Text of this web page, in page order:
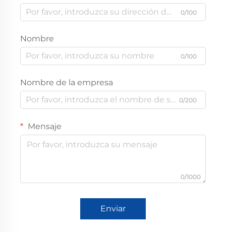
0/100
Nombre
0/100
Nombre de la empresa
0/200
Mensaje
0/1000
Enviar